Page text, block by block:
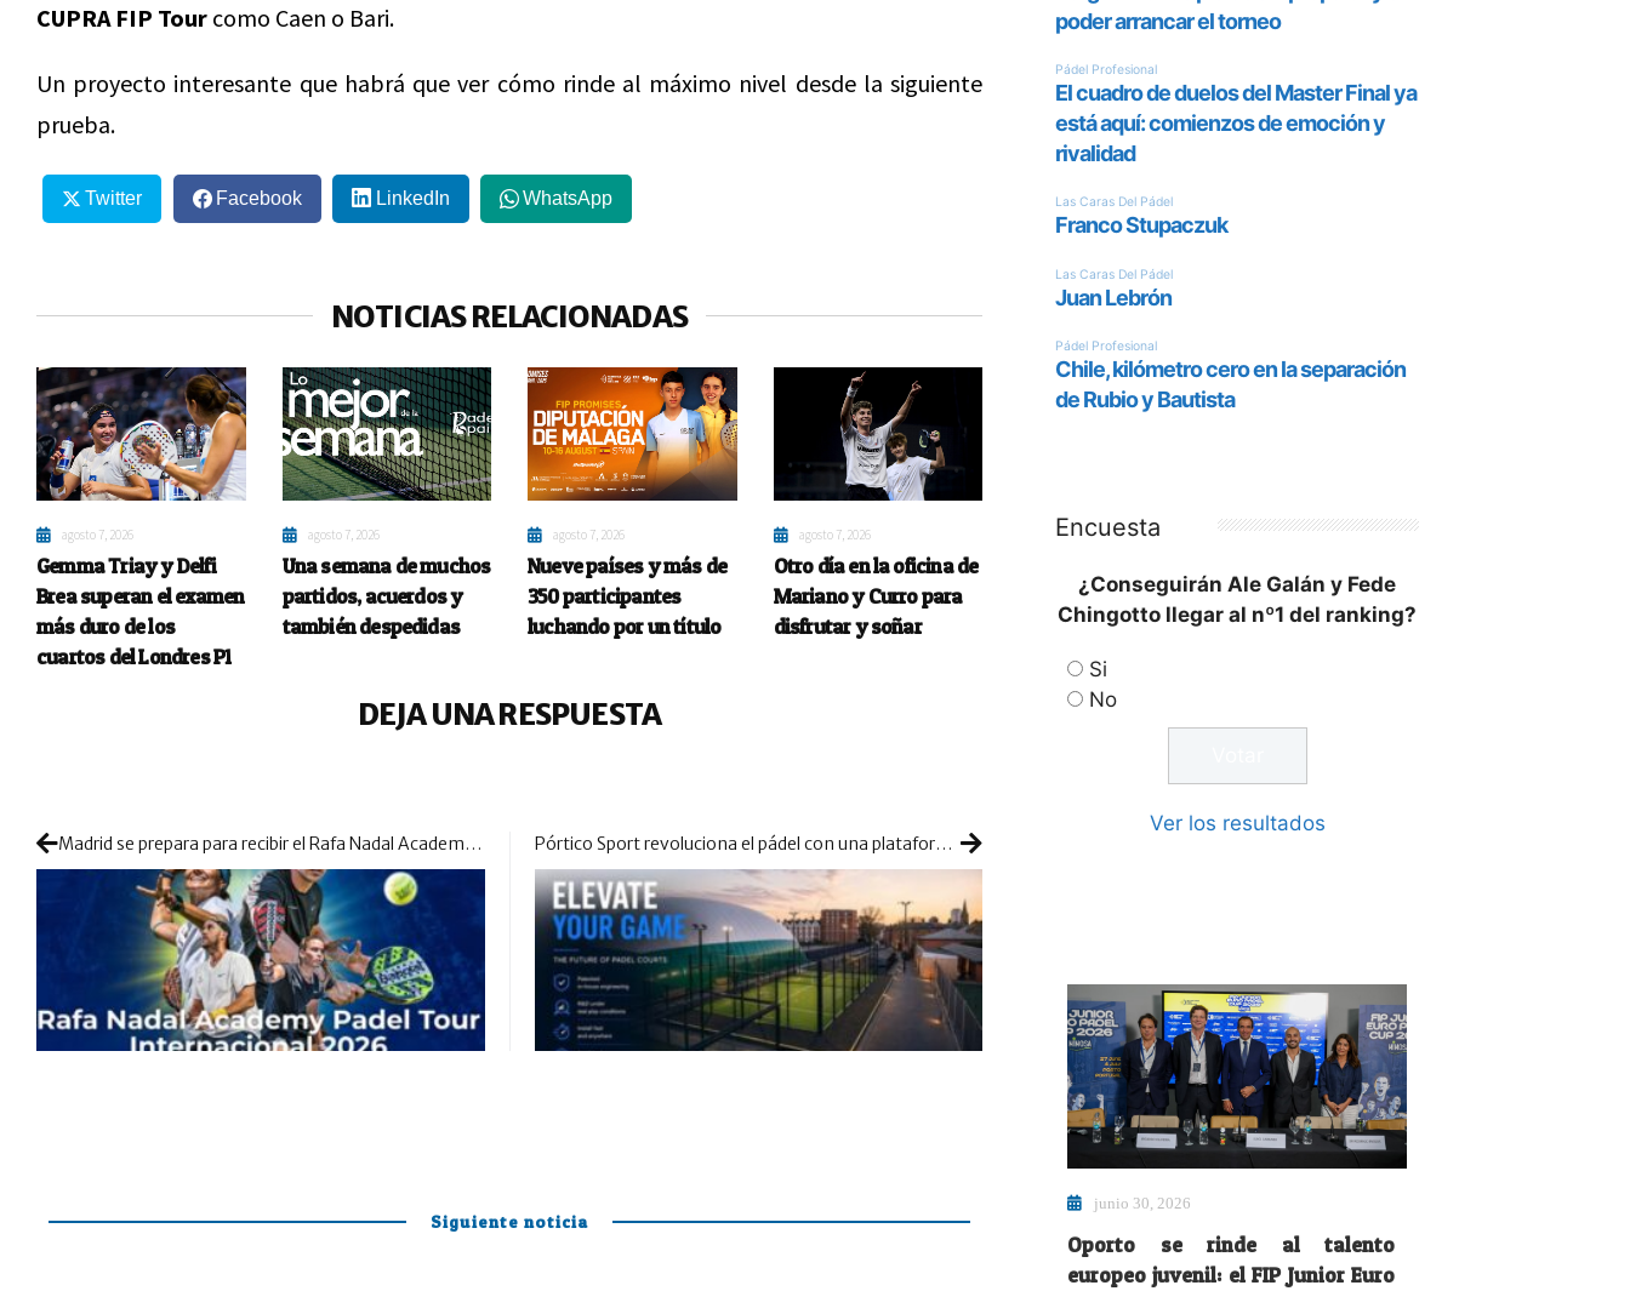
CUPRA FIP Tour como Caen o Bari.
Un proyecto interesante que habrá que ver cómo rinde al máximo nivel desde la siguiente
prueba.
Twitter Facebook LinkedIn WhatsApp
NOTICIAS RELACIONADAS
agosto 7, 2026
Gemma Triay y Delfi
Brea superan el examen
más duro de los
cuartos del Londres P1
agosto 7, 2026
Una semana de muchos
partidos, acuerdos y
también despedidas
agosto 7, 2026
Nueve países y más de
350 participantes
luchando por un título
agosto 7, 2026
Otro día en la oficina de
Mariano y Curro para
disfrutar y soñar
DEJA UNA RESPUESTA
Madrid se prepara para recibir el Rafa Nadal Academy Padel Tour 2026 Pórtico Sport revoluciona el pádel con una plataforma elevada para las pistas
Siguiente noticia
Encuesta
¿Conseguirán Ale Galán y Fede
Chingotto llegar al nº1 del ranking?
Si
No
Ver los resultados
junio 30, 2026
Oporto se rinde al talento
europeo juvenil: el FIP Junior Euro